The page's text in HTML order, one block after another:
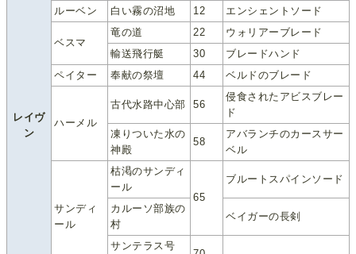
レイヴ
ン
ルーベン
白い霧の沼地 12 エンシェントソード
ベスマ
竜の道 22
ウォリアーブレード
輸送飛行艇
30
ブレードハンド
ペイター
奉献の祭壇 44 ベルドのブレード
ハーメル
古代水路中心部 56
侵食されたアビスブレー
ド
凍りついた水の
神殿
58
アバランチのカースサー
ベル
サンディ
ール
枯渇のサンディ
ール
65
ブルートスパインソード
カルーソ部族の
村
ベイガーの長剣
サンテラス号